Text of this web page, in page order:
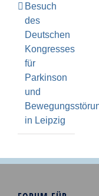
Besuch
des
Deutschen
Kongresses
für
Parkinson
und
in Leipzig